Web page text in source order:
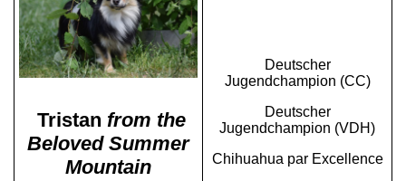
Tristan from the
Beloved Summer
Mountain
Deutscher
Jugendchampion (CC)
Deutscher
Jugendchampion (VDH)
Chihuahua par Excellence